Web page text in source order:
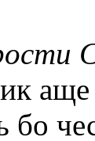
аще
бо